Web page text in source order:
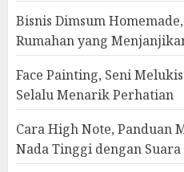
Bisnis Dimsum
Rumahan yang
Face Painting, Seni
Selalu Menarik Perhatian
Cara High Note, Panduan
Nada Tinggi dengan